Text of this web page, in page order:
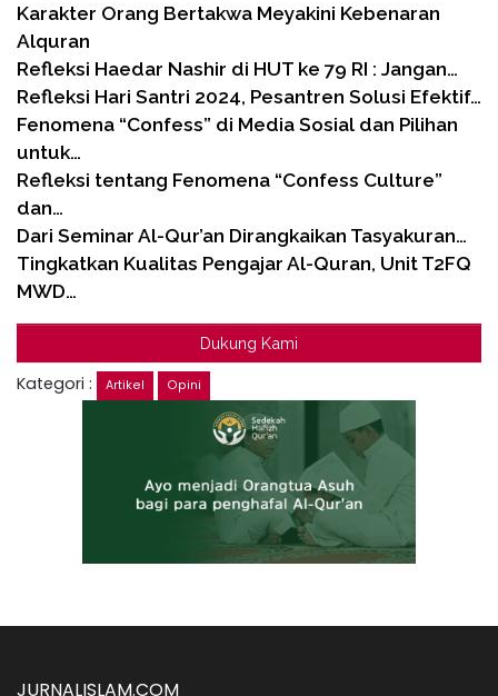
Karakter Orang Bertakwa Meyakini Kebenaran
Alquran
Refleksi Haedar Nashir di HUT ke 79 RI : Jangan…
Refleksi Hari Santri 2024, Pesantren Solusi Efektif…
Fenomena “Confess” di Media Sosial dan Pilihan
untuk…
Refleksi tentang Fenomena “Confess Culture”
dan…
Dari Seminar Al-Qur’an Dirangkaikan Tasyakuran…
Tingkatkan Kualitas Pengajar Al-Quran, Unit T2FQ
MWD…
Dukung Kami
Kategori : Artikel Opini
JURNALISLAM.COM